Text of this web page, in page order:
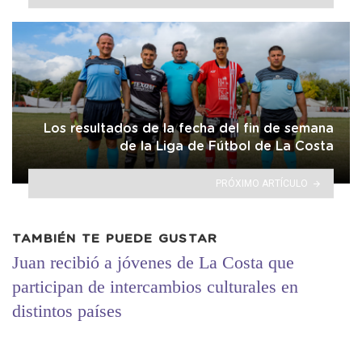
Los resultados de la fecha del fin de semana
de la Liga de Fútbol de La Costa
PRÓXIMO ARTÍCULO
TAMBIÉN TE PUEDE GUSTAR
Juan recibió a jóvenes de La Costa que
participan de intercambios culturales en
distintos países